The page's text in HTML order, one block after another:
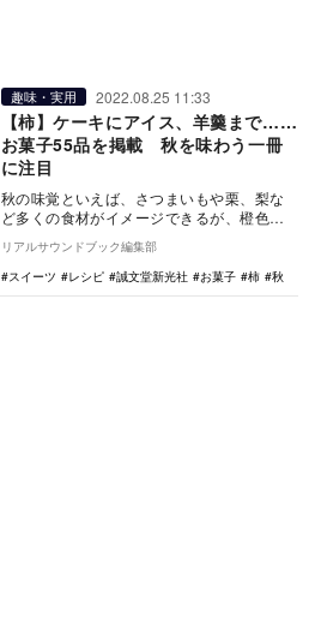
趣味・実用 2022.08.25 11:33
【柿】ケーキにアイス、羊羹まで……
お菓子55品を掲載 秋を味わう一冊
に注目
秋の味覚といえば、さつまいもや栗、梨な
ど多くの食材がイメージできるが、橙色に
熟した甘さが魅力の柿も忘れたくない旬の
味わいだ。そん…
リアルサウンドブック編集部
スイーツ
レシピ 誠文堂新光社 お菓子 柿 秋